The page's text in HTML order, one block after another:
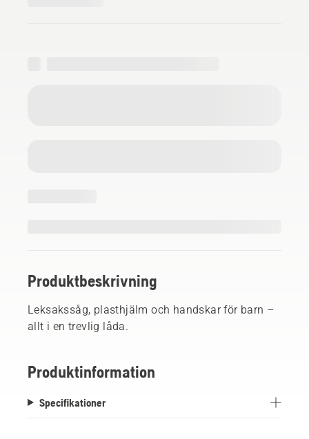
Produktbeskrivning
Leksakssåg, plasthjälm och handskar för barn –
allt i en trevlig låda.
Produktinformation
Specifikationer